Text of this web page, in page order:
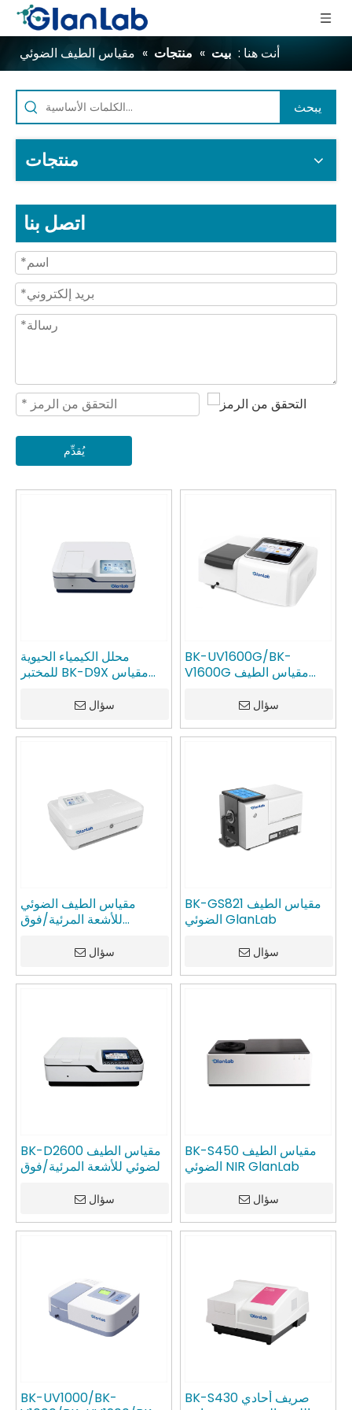
أنت هنا : بيت » منتجات » مقياس الطيف الضوئي
يبحث
منتجات
اتصل بنا
يُقدِّم
محلل الكيمياء الحيوية
للمختبر BK-D9X مقياس
سؤال
BK-UV1600G/BK-
V1600G مقياس الطيف
البنفسجية GlanLab
سؤال
مقياس الطيف الضوئي
للأشعة المرئية/فوق
UV/V GlanLab
سؤال
BK-GS821 مقياس الطيف
الضوئي GlanLab
سؤال
BK-D2600 مقياس الطيف
الضوئي للأشعة المرئية/فوق
سؤال
BK-S450 مقياس الطيف
الضوئي NIR GlanLab
سؤال
BK-UV1000/BK-
BK-S430 صريف أحادي